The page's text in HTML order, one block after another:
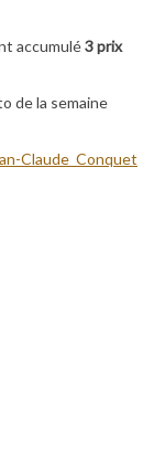
accumulé3 prix
de la semaine
Claude_Conquet